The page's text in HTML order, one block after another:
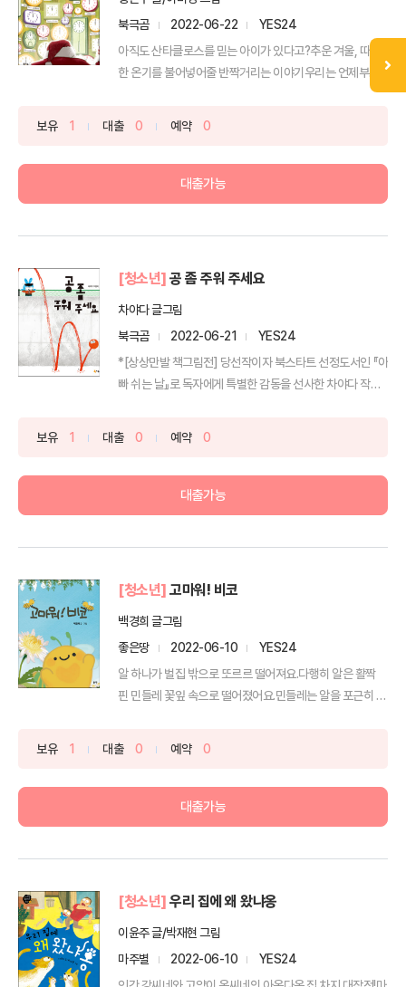
북극곰
2022-06-22
YES24
아직도 산타클로스를 믿는 아이가 있다고?추운 겨울, 따뜻
한 온기를 불어넣어줄 반짝거리는 이야기우리는 언제부터
보유 1 대출 0 예약 0
대출가능
[청소년] 공 좀 주워 주세요
차야다 글그림
북극곰
2022-06-21
YES24
*[상상만발 책그림전] 당선작이자 북스타트 선정도서인 『아
빠 쉬는 날』로 독자에게 특별한 감동을 선사한 차야다 작가
보유 1 대출 0 예약 0
대출가능
[청소년] 고마워! 비코
백경희 글그림
좋은땅
2022-06-10
YES24
알 하나가 벌집 밖으로 또르르 떨어져요.다행히 알은 활짝
핀 민들레 꽃잎 속으로 떨어졌어요.민들레는 알을 포근히 감
보유 1 대출 0 예약 0
대출가능
[청소년] 우리 집에 왜 왔냐옹
이윤주 글/박재현 그림
마주별
2022-06-10
YES24